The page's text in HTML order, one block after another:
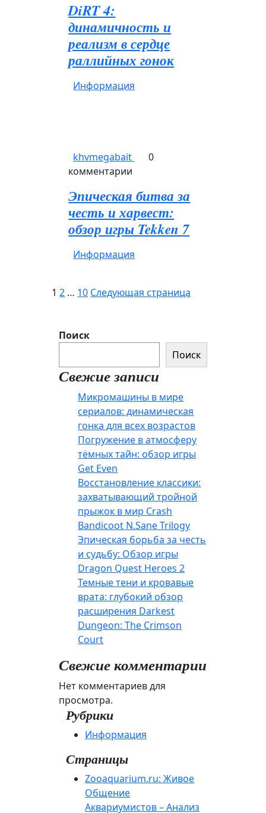
DiRT 4:
динамичность и
реализм в сердце
раллийных гонок
Информация
khvmegabait
0
комментарии
Эпическая битва за
честь и харвест:
обзор игры Tekken 7
Информация
Пагинация
1 2 … 10 Следующая страница
Поиск
Поиск
Свежие записи
Микромашины в мире
сериалов: динамическая
гонка для всех возрастов
Погружение в атмосферу
тёмных тайн: обзор игры
Get Even
Восстановление классики:
захватывающий тройной
прыжок в мир Crash
Bandicoot N.Sane Trilogy
Эпическая борьба за честь
и судьбу: Обзор игры
Dragon Quest Heroes 2
Темные тени и кровавые
врата: глубокий обзор
расширения Darkest
Dungeon: The Crimson
Court
Свежие комментарии
Нет комментариев для
просмотра.
Рубрики
Информация
Страницы
Zooaquarium.ru: Живое
Общение
Аквариумистов – Анализ